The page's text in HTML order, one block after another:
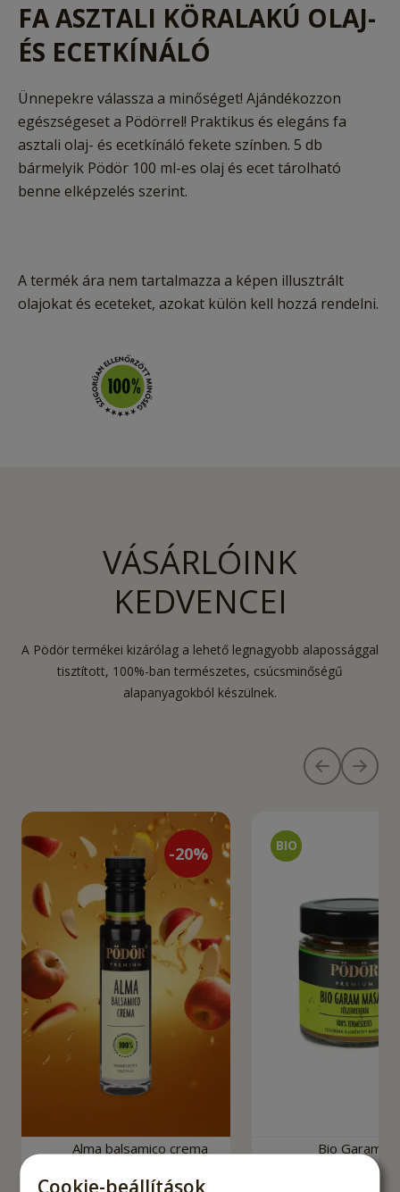
FA ASZTALI KÖRALAKÚ OLAJ-
ÉS ECETKÍNÁLÓ
Ünnepekre válassza a minőséget! Ajándékozzon
egészségeset a Pödörrel! Praktikus és elegáns fa
asztali olaj- és ecetkínáló fekete színben. 5 db
bármelyik Pödör 100 ml-es olaj és ecet tárolható
benne elképzelés szerint.
A termék ára nem tartalmazza a képen illusztrált
olajokat és eceteket, azokat külön kell hozzá rendelni.
VÁSÁRLÓINK
KEDVENCEI
A Pödör termékei kizárólag a lehető legnagyobb alapossággal
tisztított, 100%-ban természetes, csúcsminőségű
alapanyagokból készülnek.
-20%
Alma balsamico crema
Bio Garam
Cookie-beállítások